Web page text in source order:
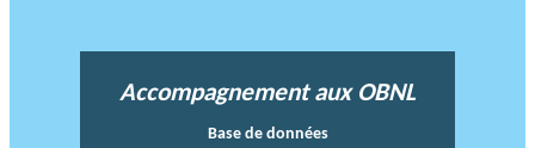
Accompagnement aux OBNL
Base de données